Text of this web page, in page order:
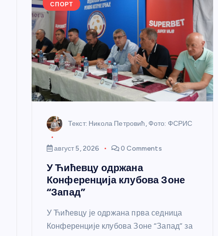
СПОРТ
Текст: Никола Петровић, Фото: ФСРИС
август 5, 2026 0 Comments
У Ћићевцу одржана
Конференција клубова Зоне
“Запад”
У Ћићевцу је одржана прва седница
Конференције клубова Зоне “Запад” за